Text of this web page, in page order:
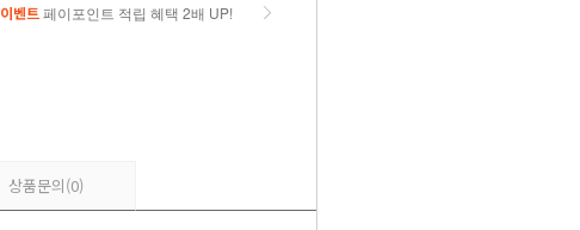
이벤트페이포인트 적립 혜택 2배 UP!
상품문의(0)